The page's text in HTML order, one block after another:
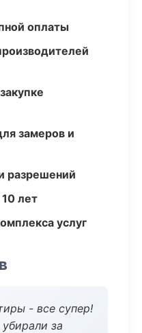
оплаты
замеров и
разрешений
лет
услуг
- все супер!
за